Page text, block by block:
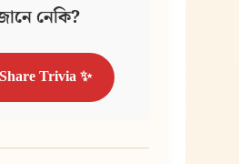
নেকি?
Trivia ✨